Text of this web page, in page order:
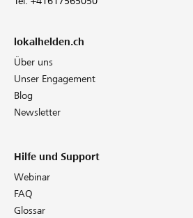
lokalhelden.ch
Über uns
Unser Engagement
Blog
Newsletter
Hilfe und Support
Webinar
FAQ
Glossar